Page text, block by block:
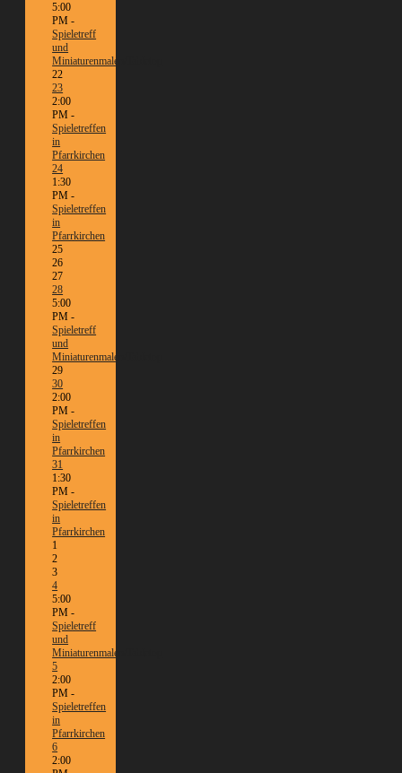
5:00
PM -
Spieletreff
und
Miniaturenmalen/Tabletop
22
23
2:00
PM -
Spieletreffen
in
Pfarrkirchen
24
1:30
PM -
Spieletreffen
in
Pfarrkirchen
25
26
27
28
5:00
PM -
Spieletreff
und
Miniaturenmalen/Tabletop
29
30
2:00
PM -
Spieletreffen
in
Pfarrkirchen
31
1:30
PM -
Spieletreffen
in
Pfarrkirchen
1
2
3
4
5:00
PM -
Spieletreff
und
Miniaturenmalen/Tabletop
5
2:00
PM -
Spieletreffen
in
Pfarrkirchen
6
2:00